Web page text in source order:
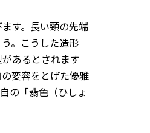
す。長い頸の先端
。こうした造形
あるとされます
変容をとげた優雅
の「翡色（ひしょ